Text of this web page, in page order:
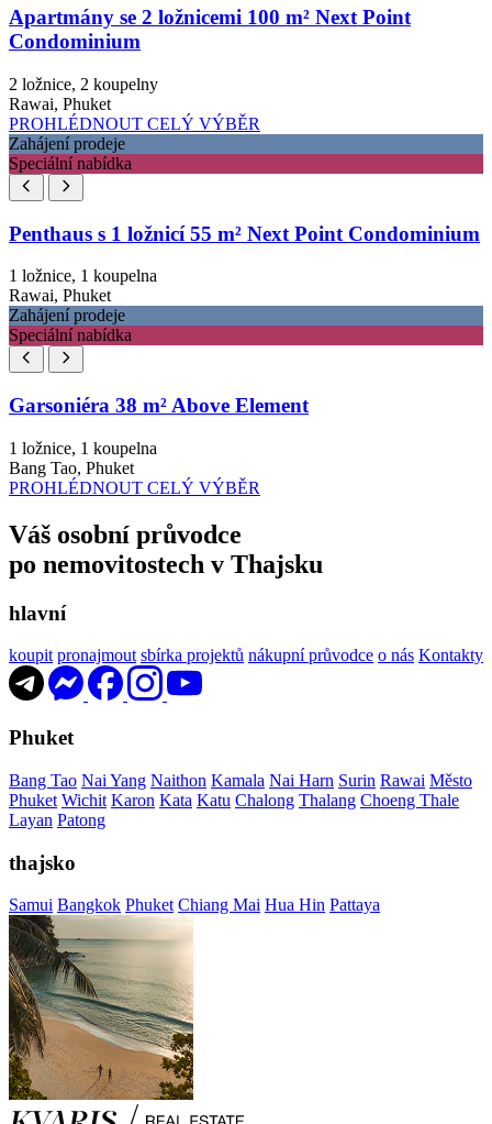
Apartmány se 2 ložnicemi 100 m² Next Point
Condominium
2 ložnice, 2 koupelny
Rawai, Phuket
PROHLÉDNOUT CELÝ VÝBĚR
Zahájení prodeje
Speciální nabídka
Penthaus s 1 ložnicí 55 m² Next Point Condominium
1 ložnice, 1 koupelna
Rawai, Phuket
Zahájení prodeje
Speciální nabídka
Garsoniéra 38 m² Above Element
1 ložnice, 1 koupelna
Bang Tao, Phuket
PROHLÉDNOUT CELÝ VÝBĚR
Váš osobní průvodce
po nemovitostech v Thajsku
hlavní
koupit pronajmout sbírka projektů nákupní průvodce o nás Kontakty
Phuket
Bang Tao Nai Yang Naithon Kamala Nai Harn Surin Rawai Město
Phuket Wichit Karon Kata Katu Chalong Thalang Choeng Thale
Layan Patong
thajsko
Samui Bangkok Phuket Chiang Mai Hua Hin Pattaya